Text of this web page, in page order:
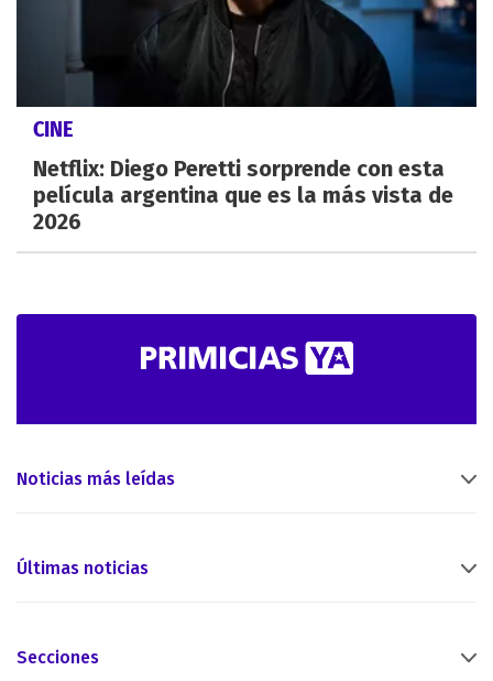
CINE
Netflix: Diego Peretti sorprende con esta
película argentina que es la más vista de
2026
Noticias más leídas
Últimas noticias
Secciones